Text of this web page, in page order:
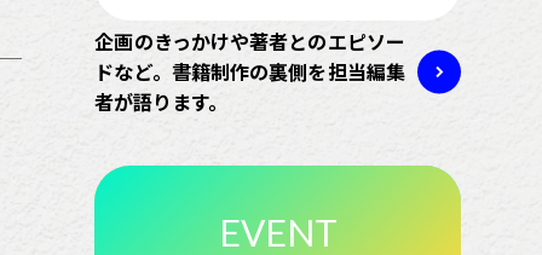
企画のきっかけや著者とのエピソー
ドなど。書籍制作の裏側を担当編集
者が語ります。
EVENT